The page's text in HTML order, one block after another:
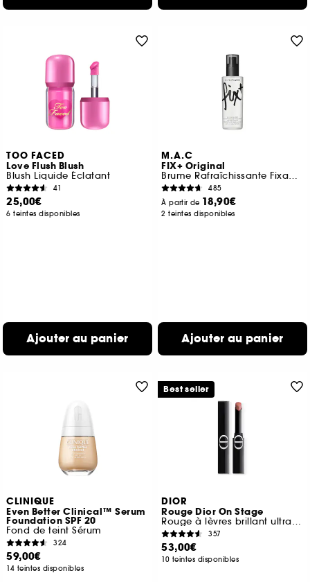
TOO FACED
Love Flush Blush
Blush Liquide Éclatant
41
25,00€
6 teintes disponibles
Ajouter au panier
M.A.C
FIX+ Original
Brume Rafraîchissante Fixante
485
À partir de 18,90€
2 teintes disponibles
Ajouter au panier
CLINIQUE
Even Better Clinical™ Serum
Foundation SPF 20
Fond de teint Sérum
324
59,00€
14 teintes disponibles
DIOR
Rouge Dior On Stage
Rouge à lèvres brillant ultra longue tenue
357
53,00€
10 teintes disponibles
Best seller